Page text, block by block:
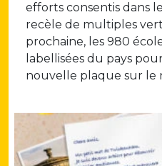
efforts consentis dans
recèle de multiples
prochaine, les 980
labellisées du pays
nouvelle plaque sur le